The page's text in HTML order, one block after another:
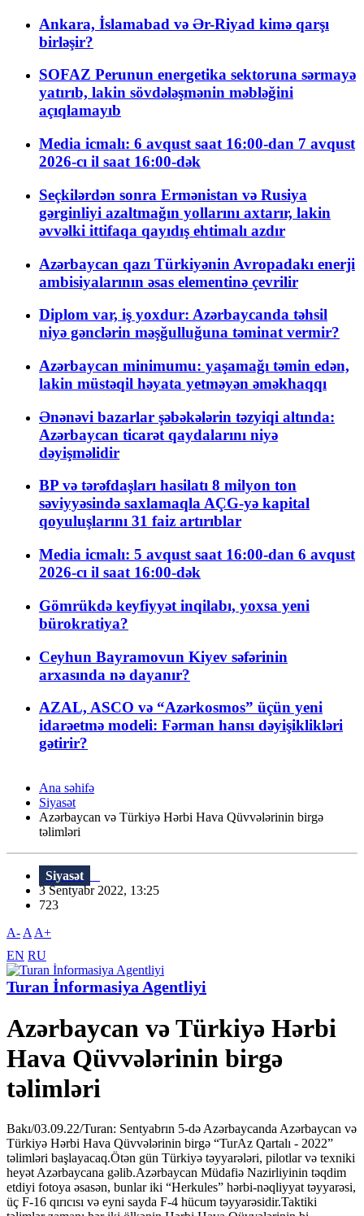
Ankara, İslamabad və Ər-Riyad kimə qarşı
birləşir?
SOFAZ Perunun energetika sektoruna sərmayə
yatırıb, lakin sövdələşmənin məbləğini
açıqlamayıb
Media icmalı: 6 avqust saat 16:00-dan 7 avqust
2026-cı il saat 16:00-dək
Seçkilərdən sonra Ermənistan və Rusiya
gərginliyi azaltmağın yollarını axtarır, lakin
əvvəlki ittifaqa qayıdış ehtimalı azdır
Azərbaycan qazı Türkiyənin Avropadakı enerji
ambisiyalarının əsas elementinə çevrilir
Diplom var, iş yoxdur: Azərbaycanda təhsil
niyə gənclərin məşğulluğuna təminat vermir?
Azərbaycan minimumu: yaşamağı təmin edən,
lakin müstəqil həyata yetməyən əməkhaqqı
Ənənəvi bazarlar şəbəkələrin təzyiqi altında:
Azərbaycan ticarət qaydalarını niyə
dəyişməlidir
BP və tərəfdaşları hasilatı 8 milyon ton
səviyyəsində saxlamaqla AÇG-yə kapital
qoyuluşlarını 31 faiz artırıblar
Media icmalı: 5 avqust saat 16:00-dan 6 avqust
2026-cı il saat 16:00-dək
Gömrükdə keyfiyyət inqilabı, yoxsa yeni
bürokratiya?
Ceyhun Bayramovun Kiyev səfərinin
arxasında nə dayanır?
AZAL, ASCO və “Azərkosmos” üçün yeni
idarəetmə modeli: Fərman hansı dəyişiklikləri
gətirir?
Ana səhifə
Siyasət
Azərbaycan və Türkiyə Hərbi Hava Qüvvələrinin birgə
təlimləri
Siyasət
3 Sentyabr 2022, 13:25
723
A- A A+
EN RU
Turan İnformasiya Agentliyi
Azərbaycan və Türkiyə Hərbi
Hava Qüvvələrinin birgə
təlimləri
Bakı/03.09.22/Turan: Sentyabrın 5-də Azərbaycanda Azərbaycan və
Türkiyə Hərbi Hava Qüvvələrinin birgə “TurAz Qartalı - 2022”
təlimləri başlayacaq.Ötən gün Türkiyə təyyarələri, pilotlar və texniki
heyət Azərbaycana gəlib.Azərbaycan Müdafiə Nazirliyinin təqdim
etdiyi fotoya əsasən, bunlar iki “Herkules” hərbi-nəqliyyat təyyarəsi,
üç F-16 qırıcısı və eyni sayda F-4 hücum təyyarəsidir.Taktiki